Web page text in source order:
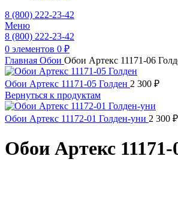
8 (800) 222-23-42
Меню
8 (800) 222-23-42
0 элементов 0 ₽
Главная Обои Обои Артекс 11171-06
Обои Артекс 11171-05 Голден 2 300 ₽
Вернуться к продуктам
Обои Артекс 11172-01 Голден-уни 2 300 ₽
Обои Артекс 11171-